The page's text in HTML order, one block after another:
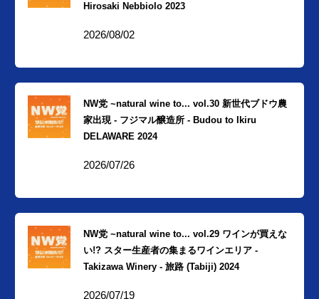
Hirosaki Nebbiolo 2023
2026/08/02
NW党 ~natural wine to... vol.30 新世代ブドウ農
家出現 - フジマル醸造所 - Budou to Ikiru
DELAWARE 2024
2026/07/26
NW党 ~natural wine to... vol.29 ワインが買えな
い!? スター生産者の集まるワインエリア -
Takizawa Winery - 旅路 (Tabiji) 2024
2026/07/19